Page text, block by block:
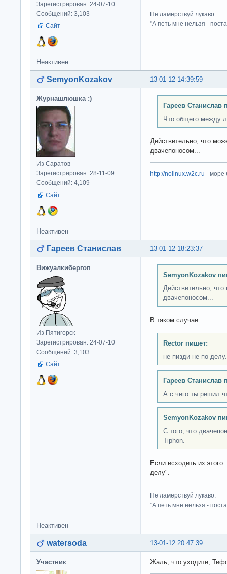
Зарегистрирован: 24-07-10
Сообщений: 3,103
Сайт
Не ламерствуй лукаво.
"А петь мне нельзя -
Неактивен
13-01-12 14:39:59
SemyonKozakov
Журнашлюшка :)
Из Саратов
Зарегистрирован: 28-11-09
Сообщений: 4,109
Сайт
Гареев Станислав
Что общего между
Действительно, что
двачепоносом...
http://nolinux.w2c.ru - море
Неактивен
13-01-12 18:23:37
Гареев Станислав
Вижуалкибергоп
Из Пятигорск
Зарегистрирован: 24-07-10
Сообщений: 3,103
Сайт
SemyonKozakov
Действительно,
двачепоносом...
В таком случае
Rector пишет:
не пизди не по делу.
Гареев Станислав
А с чего ты решил
SemyonKozakov
С того, что
Tiphon.
Если исходить из
делу".
Не ламерствуй лукаво.
"А петь мне нельзя -
Неактивен
13-01-12 20:47:39
watersoda
Участник Жаль, что уходите,